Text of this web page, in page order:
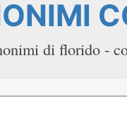
di florido -